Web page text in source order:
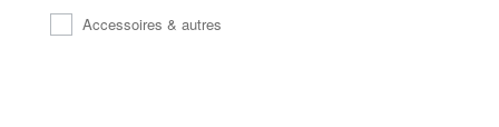
Accessoires & autres